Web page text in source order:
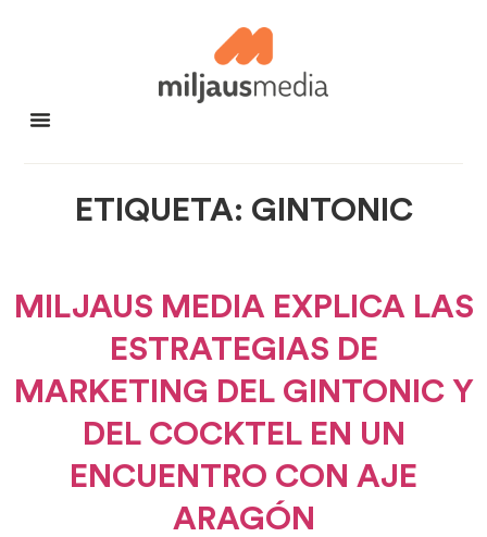
ETIQUETA: GINTONIC
MILJAUS MEDIA EXPLICA LAS
ESTRATEGIAS DE
MARKETING DEL GINTONIC Y
DEL COCKTEL EN UN
ENCUENTRO CON AJE
ARAGÓN